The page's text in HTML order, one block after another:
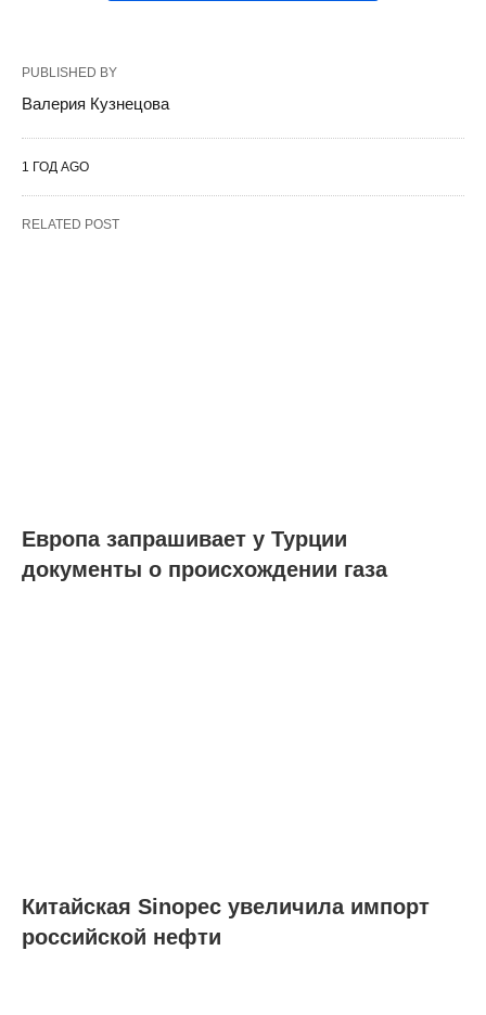
PUBLISHED BY
Валерия Кузнецова
1 ГОД AGO
RELATED POST
Европа запрашивает у Турции
документы о происхождении газа
Китайская Sinopec увеличила импорт
российской нефти